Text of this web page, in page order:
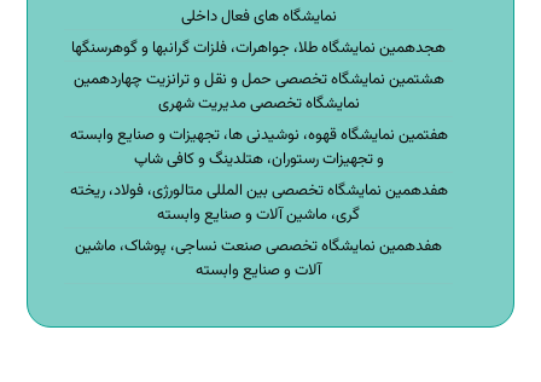
نمایشگاه های فعال داخلی
هجدهمین نمایشگاه طلا، جواهرات، فلزات گرانبها و گوهرسنگها
هشتمین نمایشگاه تخصصی حمل و نقل و ترانزیت چهاردهمین
نمایشگاه تخصصی مدیریت شهری
هفتمین نمایشگاه قهوه، نوشیدنی ها، تجهیزات و صنایع وابسته
و تجهیزات رستوران، هتلدینگ و کافی شاپ
هفدهمین نمایشگاه تخصصی بین المللی متالورژی، فولاد، ریخته
گری، ماشین آلات و صنایع وابسته
هفدهمین نمایشگاه تخصصی صنعت نساجی، پوشاک، ماشین
آلات و صنایع وابسته